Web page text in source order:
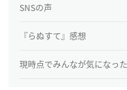
SNSの声
『らぬすて』感想
現時点でみんなが気になっ